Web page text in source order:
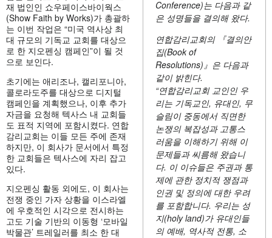
Conference)는 다음과 같
은 성명들을 결의해 왔다.
연합감리교회의 『결의안
집(Book of
Resolutions)』은 다음과
같이 밝힌다.
“연합감리교회 교인인 우
리는 기독교인, 유대인, 무
슬림이 중동에서 직면한
논쟁의 복잡성과 고통스
러움을 이해하기 위해 이
문제들과 씨름해 왔습니
다. 이 이슈들은 주권과 통
제에 관한 정치적 쟁점과
인권 및 정의에 대한 우려
를 포함합니다. 우리는 성
지(holy land)가 유대인들
의 예배, 역사적 전통, 소
재 법인인 쇼우페이스바이웍스
(Show Faith by Works)가 총괄하
는 이번 작업은 “미국 역사상 최
대 규모의 기독교 교회를 대상으
로 한 지오펜싱 캠페인”이 될 것
으로 보인다.
초기에는 애리조나, 캘리포니아,
콜로라도주를 대상으로 디지털
캠페인을 계획했으나, 이후 추가
자금을 요청해 텍사스 내 교회들
도 표적 지역에 포함시켰다. 연합
감리교회는 이들 모든 주에 존재
하지만, 이 회사가 문서에서 특정
한 교회들은 텍사스에 자리 잡고
있다.
지오펜싱 활동 외에도, 이 회사는
전쟁 중인 가자 상황을 이스라엘
에 우호적인 시각으로 전시하는
고도 기술 기반의 이동형 ‘모바일
박물관’ 트레일러를 최소 한 대